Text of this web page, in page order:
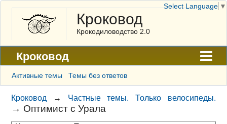
Кроковод
Крокодиловодство 2.0
Кроковод
Форум
Архив
ГАЛЕРЕЯ
Активные темы Темы без ответов
Кроковод → Частные темы. Только велосипеды.
→ Оптимист с Урала
Select Language ▼